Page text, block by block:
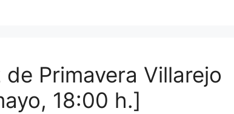
Primavera Villarejo
18:00 h.]